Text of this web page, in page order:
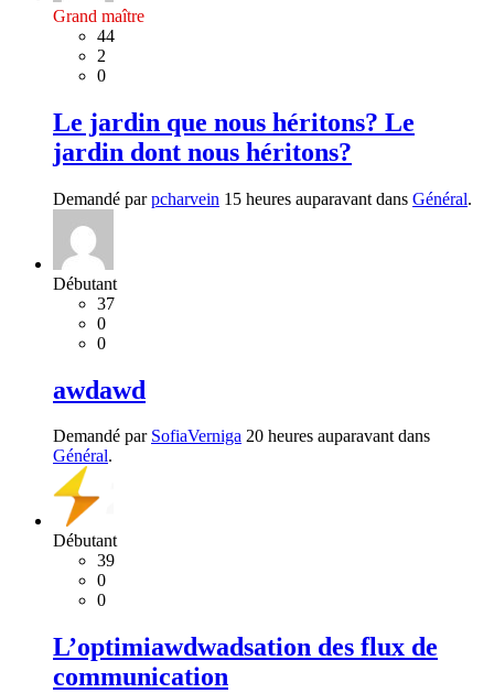
Grand maître
44
2
0
Le jardin que nous héritons? Le
jardin dont nous héritons?
Demandé parpcharvein 15 heures auparavant dans Général.
Débutant
37
0
0
awdawd
Demandé par SofiaVerniga 20 heures auparavant dans
Général.
Débutant
39
0
0
L’optimiawdwadsation des flux de
communication